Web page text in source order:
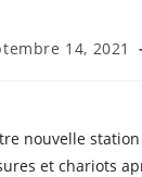
14, 2021
nouvelle
et chariots